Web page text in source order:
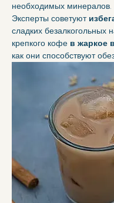
необходимых минералов.
Эксперты советуют
сладких безалкогольных
крепкого кофе в жаркое
как они способствуют